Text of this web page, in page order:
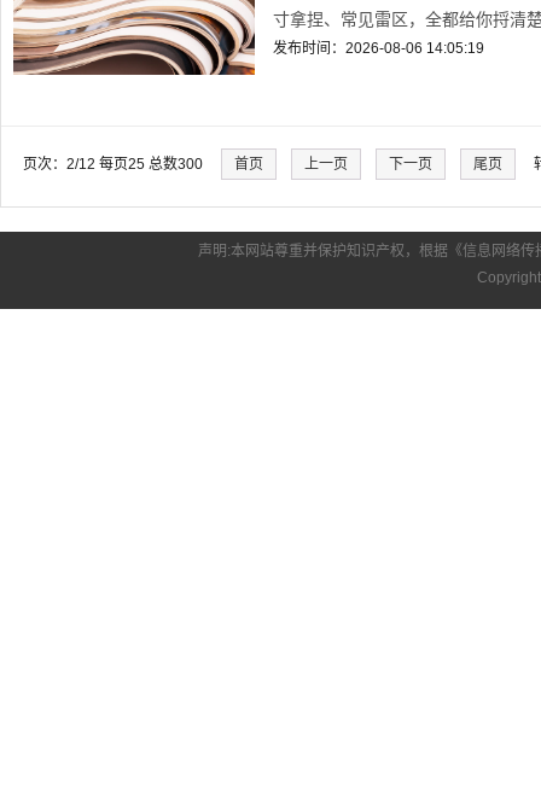
寸拿捏、常见雷区，全都给你捋清
发布时间：2026-08-06 14:05:19
页次：2/12 每页25 总数300 首页 上一页 下一页 尾页
声明:本网站尊重并保护知识产权，根据《信息网络